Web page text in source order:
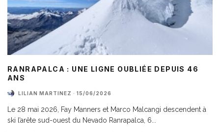
RANRAPALCA : UNE LIGNE OUBLIÉE DEPUIS 46
ANS
LILIAN MARTINEZ · 15/06/2026
Le 28 mai 2026, Fay Manners et Marco Malcangi descendent à
ski l’arête sud-ouest du Nevado Ranrapalca, 6